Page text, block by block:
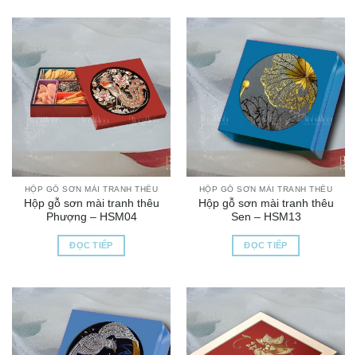
HỘP GỖ SƠN MÀI TRANH THÊU
Hộp gỗ sơn mài tranh thêu
Phượng – HSM04
ĐỌC TIẾP
HỘP GỖ SƠN MÀI TRANH THÊU
Hộp gỗ sơn mài tranh thêu
Sen – HSM13
ĐỌC TIẾP